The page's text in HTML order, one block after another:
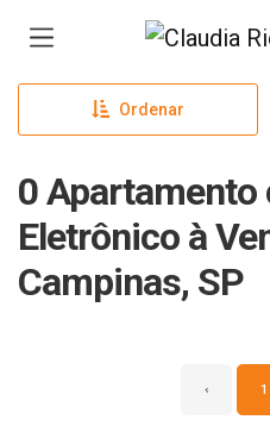
Página
Ordenar
0
Eletrônico à
Campinas, SP
‹ 1